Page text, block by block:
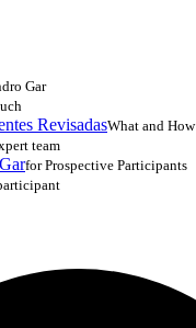
Gar
RevisadasWhat and How
team
for Prospective Participants